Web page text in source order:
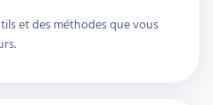
et des méthodes que vous